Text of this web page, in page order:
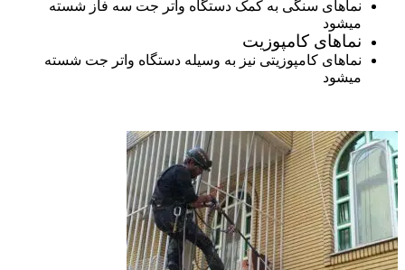
نماهای سنگی به کمک دستگاه واتر جت سه فاز شسته
میشود
نماهای کامپوزیت
نماهای کامپوزیتی نیز به وسیله دستگاه واتر جت شسته
میشود